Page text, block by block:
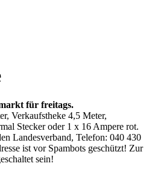
für freitags.
Verkaufstheke 4,5 Meter,
Stecker oder 1 x 16 Ampere rot.
Landesverband, Telefon: 040 430
ist vor Spambots geschützt! Zur
sein!